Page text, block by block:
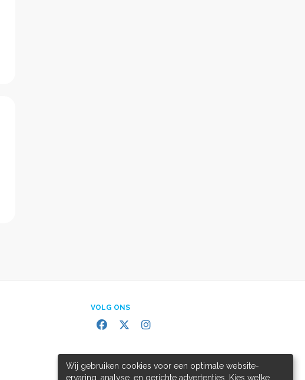
VOLG ONS
Wij gebruiken cookies voor een optimale website-
ervaring, analyse, en gerichte advertenties. Kies welke